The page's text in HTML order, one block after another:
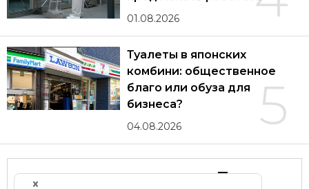
01.08.2026
5
Туалеты в японских
комбини: общественное
благо или обуза для
бизнеса?
04.08.2026
Другие статьи по теме